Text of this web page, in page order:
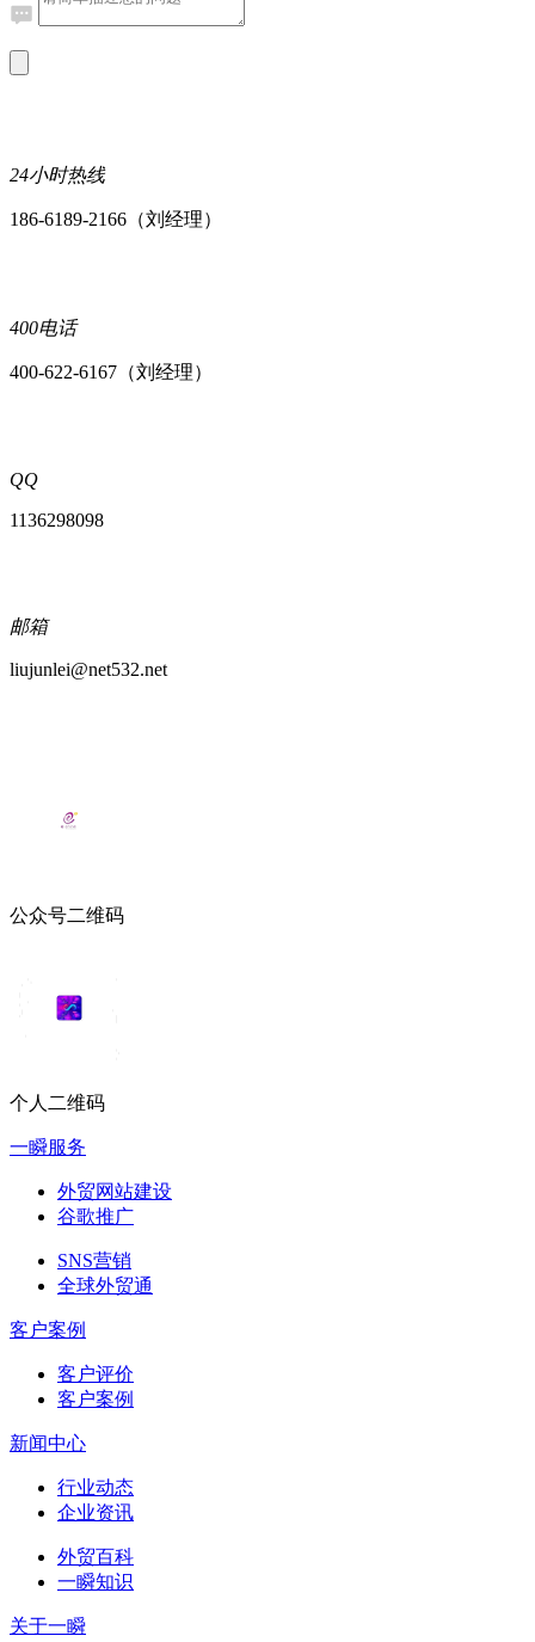
24小时热线
186-6189-2166（刘经理）
400电话
400-622-6167（刘经理）
QQ
1136298098
邮箱
liujunlei@net532.net
公众号二维码
个人二维码
一瞬服务
外贸网站建设
谷歌推广
SNS营销
全球外贸通
客户案例
客户评价
客户案例
新闻中心
行业动态
企业资讯
外贸百科
一瞬知识
关于一瞬